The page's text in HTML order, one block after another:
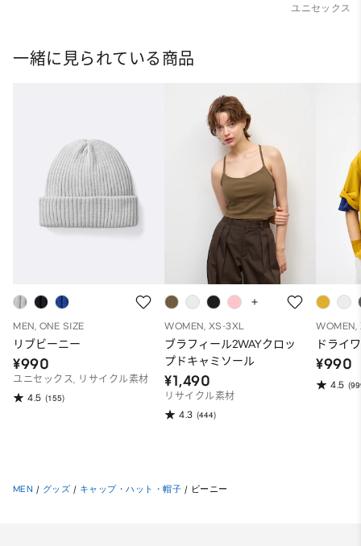
ユニセックス
一緒に見られている商品
MEN, ONE SIZE
リブビーニー
¥990
ユニセックス, リサイクル素材
4.5 (155)
WOMEN, XS-3XL
ブラフィール2WAYクロッ
プドキャミソール
¥1,490
リサイクル素材
4.3 (444)
WOMEN,
ドライ
¥990
4.5
MEN / グッズ / キャップ・ハット・帽子 / ビーニー